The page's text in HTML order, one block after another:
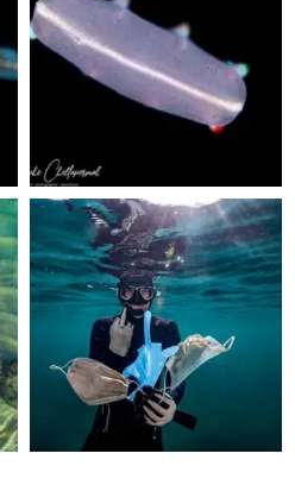
scuba_people_magazine
May 31